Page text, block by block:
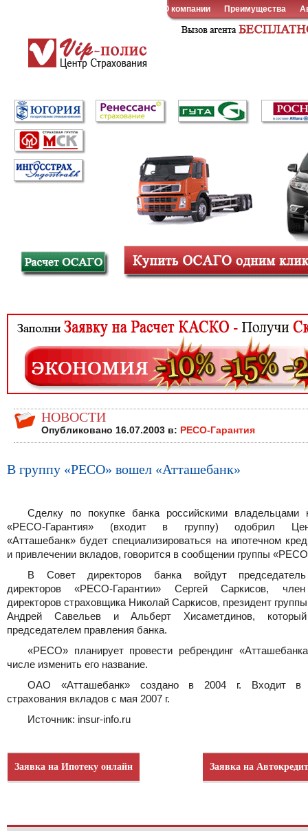
О компании Преимущества
НОВОСТИ
Опубликовано 16.07.2003 в: РЕСО-Гарантия
В группу «РЕСО» вошел «Атташебанк»
Сделку по покупке банка российскими владельцами
«РЕСО-Гарантия» (входит в группу) одобрил
«Атташебанк» будет специализироваться на ипотечном
и привлечении вкладов, говорится в сообщении группы
В Совет директоров банка войдут
директоров «РЕСО-Гарантии» Сергей Саркисов,
директоров страховщика Николай Саркисов, президент
Андрей Савельев и Альберт Хисаметдинов,
председателем правления банка.
«РЕСО» планирует провести ребрендинг
числе изменить его название.
ОАО «Атташебанк» создано в 2004 г. Входит в
страхования вкладов с мая 2007 г.
Источник: insur-info.ru
Заявка на Ипотеку онлайн Заявка на